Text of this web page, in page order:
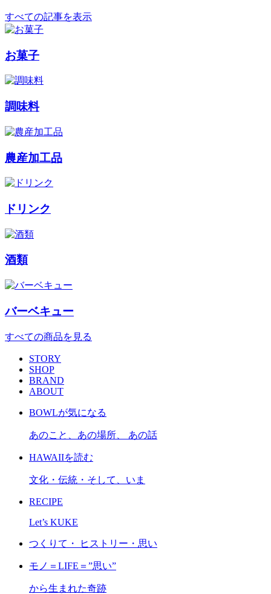
すべての記事を表示
お菓子
調味料
農産加工品
ドリンク
酒類
バーベキュー
すべての商品を見る
STORY
SHOP
BRAND
ABOUT
BOWLが気になる
あのこと、あの場所、 あの話
HAWAIIを読む
文化・伝統・そして、いま
RECIPE
Let’s KUKE
つくりて・ ヒストリー・思い
モノ＝LIFE＝”思い”
から生まれた奇跡